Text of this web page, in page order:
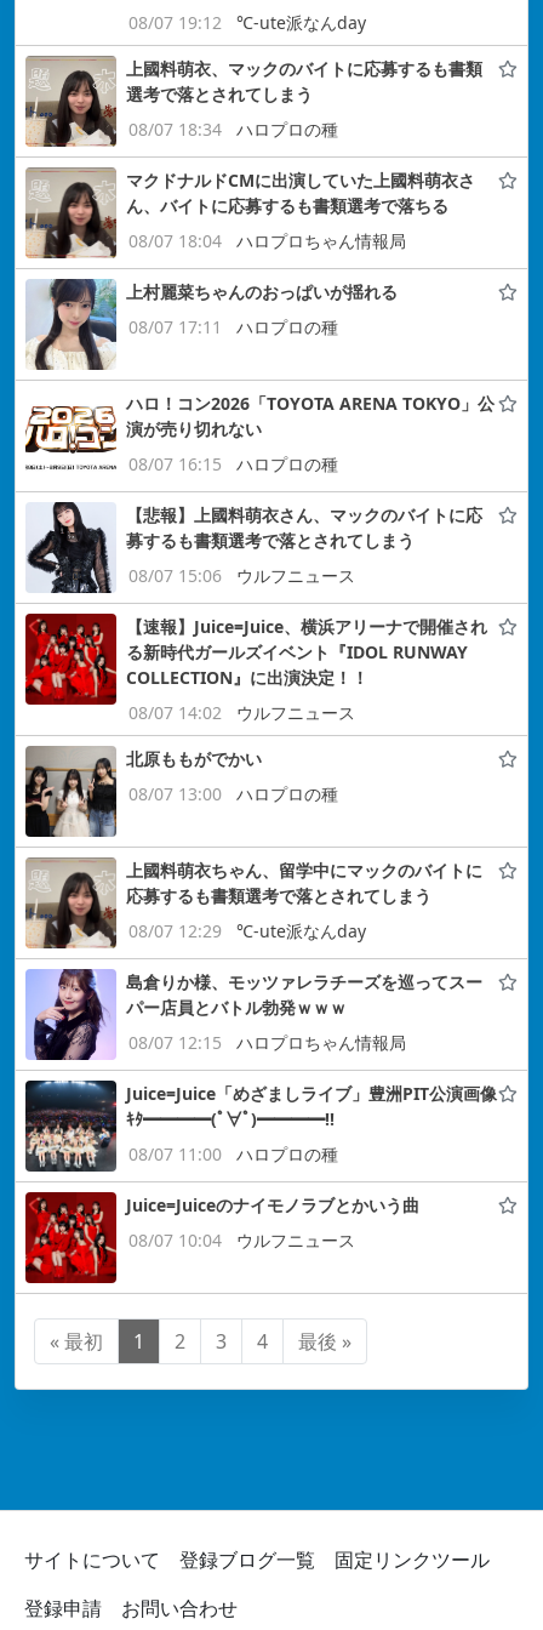
08/07 19:12
℃-ute派なんday
上國料萌衣、マックのバイトに応募するも書類
選考で落とされてしまう
08/07 18:34
ハロプロの種
マクドナルドCMに出演していた上國料萌衣さ
ん、バイトに応募するも書類選考で落ちる
08/07 18:04
ハロプロちゃん情報局
上村麗菜ちゃんのおっぱいが揺れる
08/07 17:11
ハロプロの種
ハロ！コン2026「TOYOTA ARENA TOKYO」公
演が売り切れない
08/07 16:15
ハロプロの種
【悲報】上國料萌衣さん、マックのバイトに応
募するも書類選考で落とされてしまう
08/07 15:06
ウルフニュース
【速報】Juice=Juice、横浜アリーナで開催され
る新時代ガールズイベント『IDOL RUNWAY
COLLECTION』に出演決定！！
08/07 14:02
ウルフニュース
北原ももがでかい
08/07 13:00
ハロプロの種
上國料萌衣ちゃん、留学中にマックのバイトに
応募するも書類選考で落とされてしまう
08/07 12:29
℃-ute派なんday
島倉りか様、モッツァレラチーズを巡ってスー
パー店員とバトル勃発ｗｗｗ
08/07 12:15
ハロプロちゃん情報局
Juice=Juice「めざましライブ」豊洲PIT公演画像
ｷﾀ━━━━(ﾟ∀ﾟ)━━━━!!
08/07 11:00
ハロプロの種
Juice=Juiceのナイモノラブとかいう曲
08/07 10:04
ウルフニュース
« 最初 1 2 3 4 最後 »
サイトについて 登録ブログ一覧
固定リンクツール
登録申請
お問い合わせ